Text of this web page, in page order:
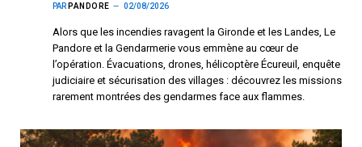
PAR PANDORE 02/08/2026
Alors que les incendies ravagent la Gironde et les Landes, Le
Pandore et la Gendarmerie vous emmène au cœur de
l’opération. Évacuations, drones, hélicoptère Écureuil, enquête
judiciaire et sécurisation des villages : découvrez les missions
rarement montrées des gendarmes face aux flammes.